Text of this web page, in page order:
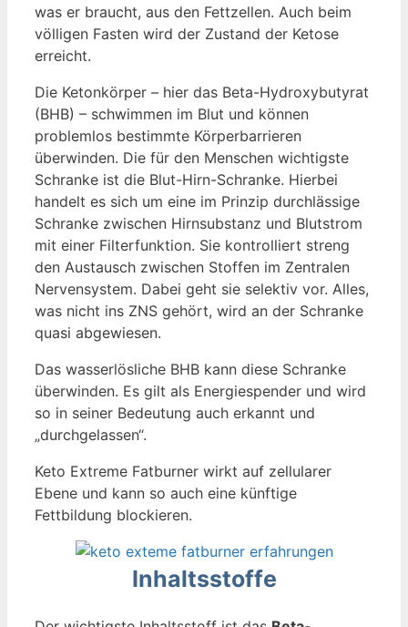
was er braucht, aus den Fettzellen. Auch beim
völligen Fasten wird der Zustand der Ketose
erreicht.
Die Ketonkörper – hier das Beta-Hydroxybutyrat
(BHB) – schwimmen im Blut und können
problemlos bestimmte Körperbarrieren
überwinden. Die für den Menschen wichtigste
Schranke ist die Blut-Hirn-Schranke. Hierbei
handelt es sich um eine im Prinzip durchlässige
Schranke zwischen Hirnsubstanz und Blutstrom
mit einer Filterfunktion. Sie kontrolliert streng
den Austausch zwischen Stoffen im Zentralen
Nervensystem. Dabei geht sie selektiv vor. Alles,
was nicht ins ZNS gehört, wird an der Schranke
quasi abgewiesen.
Das wasserlösliche BHB kann diese Schranke
überwinden. Es gilt als Energiespender und wird
so in seiner Bedeutung auch erkannt und
„durchgelassen“.
Keto Extreme Fatburner wirkt auf zellularer
Ebene und kann so auch eine künftige
Fettbildung blockieren.
Inhaltsstoffe